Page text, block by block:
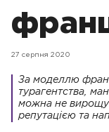
27 серпня 2020
За моделлю
турагентства,
можна не
репутацією та